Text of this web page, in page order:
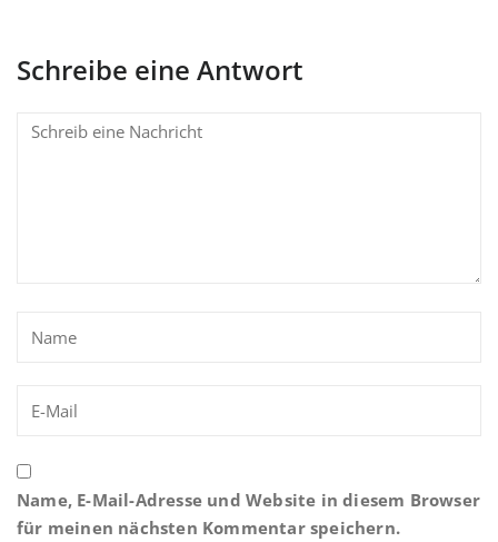
Schreibe eine Antwort
Name, E-Mail-Adresse und Website in diesem Browser
für meinen nächsten Kommentar speichern.